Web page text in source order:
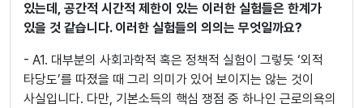
있는데, 공간적 시간적 제한이 있는 이러한 실험들은 한계가
있을 것 같습니다. 이러한 실험들의 의의는 무엇일까요?
- A1. 대부분의 사회과학적 혹은 정책적 실험이 그렇듯 ‘외적
타당도’를 따졌을 때 그리 의미가 있어 보이지는 않는 것이
사실입니다. 다만, 기본소득의 핵심 쟁점 중 하나인 근로의욕의